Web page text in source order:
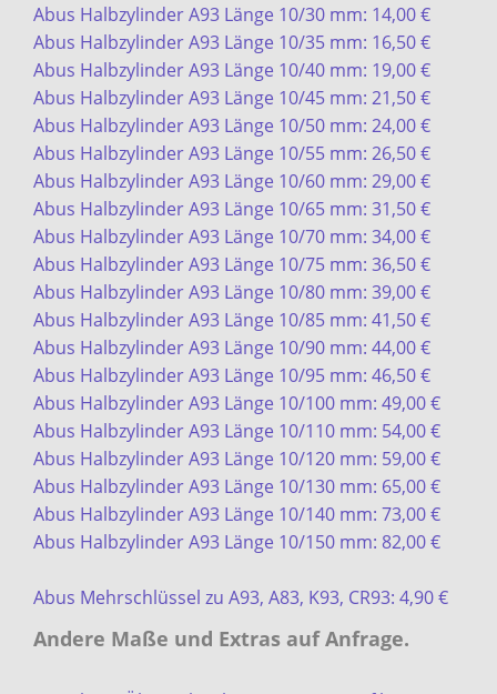
Abus Halbzylinder A93 Länge 10/30 mm: 14,00 €
Abus Halbzylinder A93 Länge 10/35 mm: 16,50 €
Abus Halbzylinder A93 Länge 10/40 mm: 19,00 €
Abus Halbzylinder A93 Länge 10/45 mm: 21,50 €
Abus Halbzylinder A93 Länge 10/50 mm: 24,00 €
Abus Halbzylinder A93 Länge 10/55 mm: 26,50 €
Abus Halbzylinder A93 Länge 10/60 mm: 29,00 €
Abus Halbzylinder A93 Länge 10/65 mm: 31,50 €
Abus Halbzylinder A93 Länge 10/70 mm: 34,00 €
Abus Halbzylinder A93 Länge 10/75 mm: 36,50 €
Abus Halbzylinder A93 Länge 10/80 mm: 39,00 €
Abus Halbzylinder A93 Länge 10/85 mm: 41,50 €
Abus Halbzylinder A93 Länge 10/90 mm: 44,00 €
Abus Halbzylinder A93 Länge 10/95 mm: 46,50 €
Abus Halbzylinder A93 Länge 10/100 mm: 49,00 €
Abus Halbzylinder A93 Länge 10/110 mm: 54,00 €
Abus Halbzylinder A93 Länge 10/120 mm: 59,00 €
Abus Halbzylinder A93 Länge 10/130 mm: 65,00 €
Abus Halbzylinder A93 Länge 10/140 mm: 73,00 €
Abus Halbzylinder A93 Länge 10/150 mm: 82,00 €
Abus Mehrschlüssel zu A93, A83, K93, CR93: 4,90 €
Andere Maße und Extras auf Anfrage.